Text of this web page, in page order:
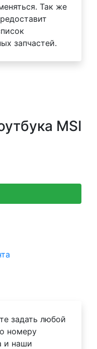
Так же
запчастей.
MSI
задать любой
номеру
и наши